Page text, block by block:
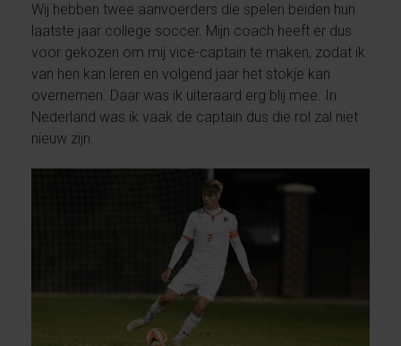
Wij hebben twee aanvoerders die spelen beiden hun
laatste jaar college soccer. Mijn coach heeft er dus
voor gekozen om mij vice-captain te maken, zodat ik
van hen kan leren en volgend jaar het stokje kan
overnemen. Daar was ik uiteraard erg blij mee. In
Nederland was ik vaak de captain dus die rol zal niet
nieuw zijn.